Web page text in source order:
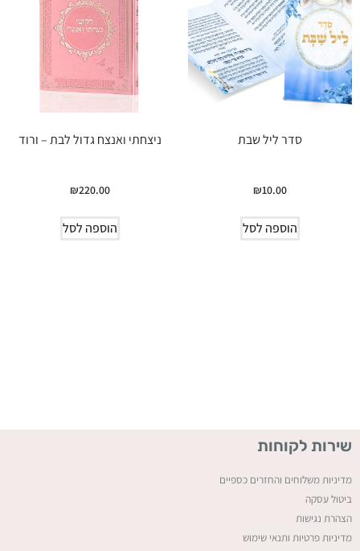
סדר ליל שבת
₪10.00
הוספה לסל
ניצחתי ואנצח גדול לבת – ורוד
₪220.00
הוספה לסל
שירות לקוחות
מדיניות משלוחים והחזרים כספיים
ביטול עסקה
הצהרת נגישות
מדיניות פרטיות ותנאי שימוש